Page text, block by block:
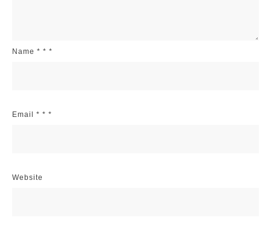
Name * * *
Email * * *
Website